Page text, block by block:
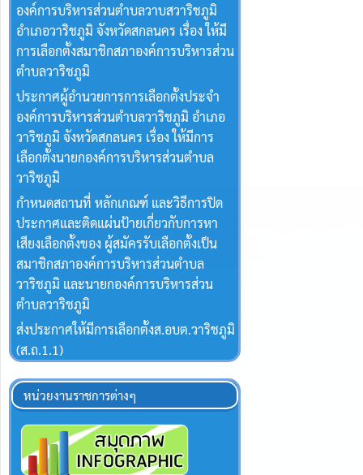
องค์การบริหารส่วนตำบลวาบสวาริชภูมิ
อำเภอวาริชภูมิ จังหวัดสกลนคร เรื่อง ให้มี
การเลือกตั้งสมาชิกสภาองค์การบริหารส่วน
ตำบลวาริชภูมิ
ประกาศผู้อำนวยการการเลือกตั้งประจำ
องค์การบริหารส่วนตำบลวาริชภูมิ อำเภอ
วาริชภูมิ จังหวัดสกลนคร เรื่อง ให้มีการ
เลือกตั้งนายกองค์การบริหารส่วนตำบล
วาริชภูมิ
กำหนดสถานที่ หลักเกณฑ์ และวิธีการปิด
ประกาศและติดแผ่นป้ายเกี่ยวกับการหา
เสียงเลือกตั้งของ ผู้สมัครรับเลือกตั้งเป็น
สมาชิกสภาองค์การบริหารส่วนตำบล
วาริชภูมิ และนายกองค์การบริหารส่วน
ตำบลวาริชภูมิ
ส่งประกาศให้มีการเลือกตั้งส.อบต.วาริชภูมิ
(ส.ถ.1.1)
หน่วยงานราชการต่างๆ